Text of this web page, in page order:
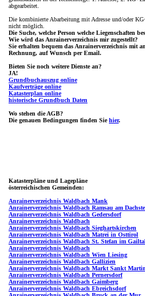
abgearbeitet.
Die kombinierte Abarbeitung mit Adresse und/oder
nicht möglich.
Die Suche, welche Person welche Liegenschaften
Wie wird das Anrainerverzeichnis mir zugestellt?
Sie erhalten bequem das Anrainerverzeichnis mit
Rechnung, auf Wunsch per Email.
Bieten Sie noch weitere Dienste an?
JA!
Grundbuchauszug online
Kaufverträge online
Katasterplan online
historische Grundbuch Daten
Wo stehen die AGB?
Die genauen Bedingungen finden Siehier.
Katasterpläne und Lagepläne
österreichischen Gemeinden:
Anrainerverzeichnis Waldbach Mank
Anrainerverzeichnis Waldbach Ramsau am
Anrainerverzeichnis Waldbach Gedersdorf
Anrainerverzeichnis Waldbach
Anrainerverzeichnis Waldbach Sieghartskirchen
Anrainerverzeichnis Waldbach Matrei in Osttirol
Anrainerverzeichnis Waldbach St. Stefan im
Anrainerverzeichnis Waldbach
Anrainerverzeichnis Waldbach Wien Liesing
Anrainerverzeichnis Waldbach Gallizien
Anrainerverzeichnis Waldbach Markt Sankt Martin
Anrainerverzeichnis Waldbach Pernersdorf
Anrainerverzeichnis Waldbach Gaimberg
Anrainerverzeichnis Waldbach Ebreichsdorf